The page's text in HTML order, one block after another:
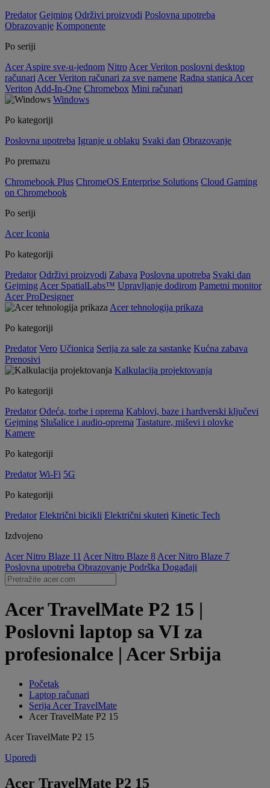
Predator Gejming Održivi proizvodi Poslovna upotreba
Obrazovanje Komponente
Po seriji
Acer Aspire sve-u-jednom Nitro Acer Veriton poslovni desktop
računari Acer Veriton računari za sve namene Radna stanica Acer
Veriton Add-In-One Chromebox Mini računari
Windows
Po kategoriji
Poslovna upotreba Igranje u oblaku Svaki dan Obrazovanje
Po premazu
Chromebook Plus ChromeOS Enterprise Solutions Cloud Gaming
on Chromebook
Po seriji
Acer Iconia
Po kategoriji
Predator Održivi proizvodi Zabava Poslovna upotreba Svaki dan
Gejming Acer SpatialLabs™ Upravljanje dodirom Pametni monitor
Acer ProDesigner
Acer tehnologija prikaza
Po kategoriji
Predator Vero Učionica Serija za sale za sastanke Kućna zabava
Prenosivi
Kalkulacija projektovanja
Po kategoriji
Predator Odeća, torbe i oprema Kablovi, baze i hardverski ključevi
Gejming Slušalice i audio-oprema Tastature, miševi i olovke
Kamere
Po kategoriji
Predator Wi-Fi 5G
Po kategoriji
Predator Električni bicikli Električni skuteri Kinetic Tech
Izdvojeno
Acer Nitro Blaze 11 Acer Nitro Blaze 8 Acer Nitro Blaze 7
Poslovna upotreba Obrazovanje Podrška Događaji
Acer TravelMate P2 15 |
Poslovni laptop sa VI za
profesionalce | Acer Srbija
Početak
Laptop računari
Serija Acer TravelMate
Acer TravelMate P2 15
Acer TravelMate P2 15
Uporedi
Acer TravelMate P2 15